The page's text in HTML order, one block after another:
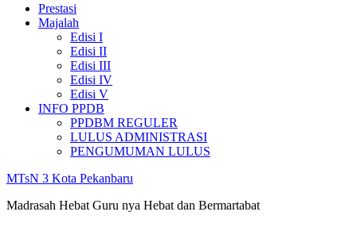
Prestasi
Majalah
Edisi I
Edisi II
Edisi III
Edisi IV
Edisi V
INFO PPDB
PPDBM REGULER
LULUS ADMINISTRASI
PENGUMUMAN LULUS
MTsN 3 Kota Pekanbaru
Madrasah Hebat Guru nya Hebat dan Bermartabat